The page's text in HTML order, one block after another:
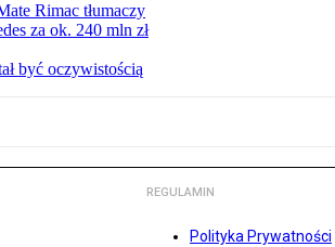
Rimac tłumaczy
za ok. 240 mln zł
być oczywistością
REGULAMIN
Polityka Prywatności